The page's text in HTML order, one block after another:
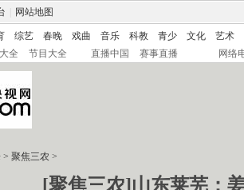
网站地图
综艺 春晚 戏曲 音乐 科教 青少 文化
艺术
全 节目大全 直播中国 赛事直播 网络
> 聚焦三农 >
[聚焦三农]山东莱芜：